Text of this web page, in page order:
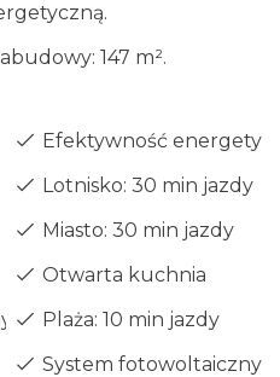
147 m².
Efektywność
Lotnisko: 30 min jazdy
Miasto: 30 min jazdy
Otwarta kuchnia
Plaża: 10 min jazdy
System fotowoltaiczny